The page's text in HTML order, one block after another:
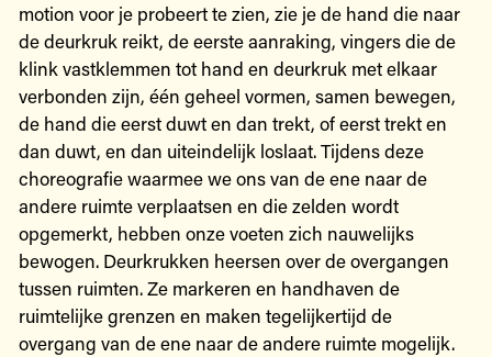
motion voor je probeert te zien, zie je de hand die naar
de deurkruk reikt, de eerste aanraking, vingers die de
klink vastklemmen tot hand en deurkruk met elkaar
verbonden zijn, één geheel vormen, samen bewegen,
de hand die eerst duwt en dan trekt, of eerst trekt en
dan duwt, en dan uiteindelijk loslaat. Tijdens deze
choreografie waarmee we ons van de ene naar de
andere ruimte verplaatsen en die zelden wordt
opgemerkt, hebben onze voeten zich nauwelijks
bewogen. Deurkrukken heersen over de overgangen
tussen ruimten. Ze markeren en handhaven de
ruimtelijke grenzen en maken tegelijkertijd de
overgang van de ene naar de andere ruimte mogelijk.